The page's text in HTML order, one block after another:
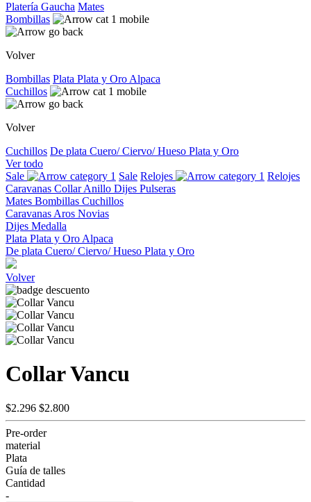
Platería Gaucha Mates
Bombillas
Volver
Bombillas Plata Plata y Oro Alpaca
Cuchillos
Volver
Cuchillos De plata Cuero/ Ciervo/ Hueso Plata y Oro
Ver todo
Sale
Sale Relojes
Relojes
Caravanas CollarAnillo Dijes Pulseras
Mates Bombillas Cuchillos
Caravanas Aros Novias
Dijes Medalla
Plata Plata y Oro Alpaca
De plata Cuero/ Ciervo/ Hueso Plata y Oro
Volver
Collar Vancu
$2.296 $2.800
Pre-order
material
Plata
Guía de talles
Cantidad
-